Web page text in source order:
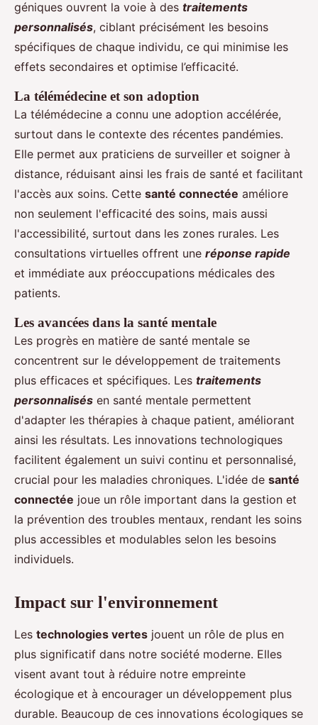
géniques ouvrent la voie à des traitements
personnalisés, ciblant précisément les besoins
spécifiques de chaque individu, ce qui minimise les
effets secondaires et optimise l’efficacité.
La télémédecine et son adoption
La télémédecine a connu une adoption accélérée,
surtout dans le contexte des récentes pandémies.
Elle permet aux praticiens de surveiller et soigner à
distance, réduisant ainsi les frais de santé et facilitant
l'accès aux soins. Cette santé connectée améliore
non seulement l'efficacité des soins, mais aussi
l'accessibilité, surtout dans les zones rurales. Les
consultations virtuelles offrent une réponse rapide
et immédiate aux préoccupations médicales des
patients.
Les avancées dans la santé mentale
Les progrès en matière de santé mentale se
concentrent sur le développement de traitements
plus efficaces et spécifiques. Les traitements
personnalisés en santé mentale permettent
d'adapter les thérapies à chaque patient, améliorant
ainsi les résultats. Les innovations technologiques
facilitent également un suivi continu et personnalisé,
crucial pour les maladies chroniques. L'idée de santé
connectée joue un rôle important dans la gestion et
la prévention des troubles mentaux, rendant les soins
plus accessibles et modulables selon les besoins
individuels.
Impact sur l'environnement
Les technologies vertes jouent un rôle de plus en
plus significatif dans notre société moderne. Elles
visent avant tout à réduire notre empreinte
écologique et à encourager un développement plus
durable. Beaucoup de ces innovations écologiques se